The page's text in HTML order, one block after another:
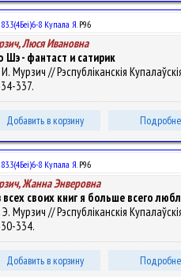
8 Купала Я.Р96
Люся Ивановна
Шэ - фантаст и сатирик
Мурзич // Рэспубліканскія
337.
Добавить в корзину
8 Купала Я.Р96
Жанна Энверовна
всех своих книг я больше всего
Мурзич // Рэспубліканскія
334.
Добавить в корзину